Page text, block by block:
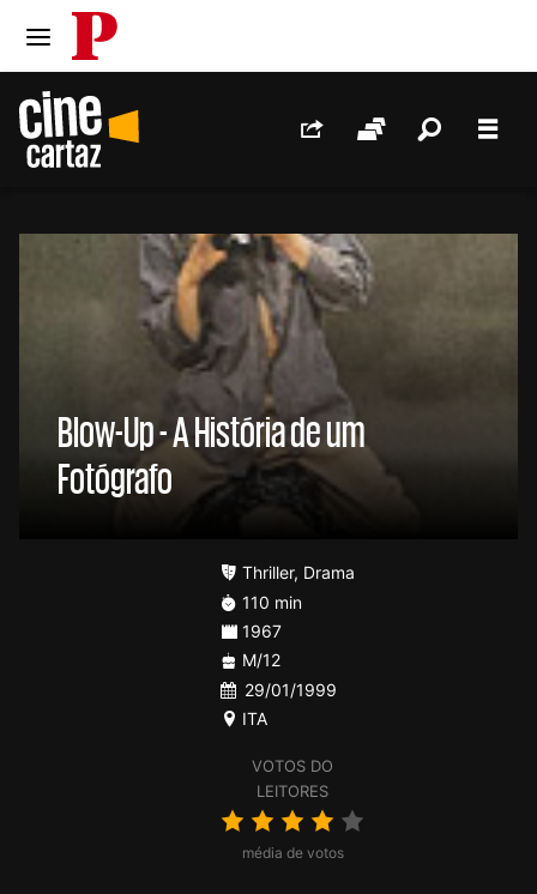
Ir para o conteúdo
Ir para navegação principal
Redes Sociais
Sessões
Blow-Up - A História de um
Fotógrafo
VOTOS DO
LEITORES
média de votos
Thriller, Drama
110 min
1967
M/12
29/01/1999
ITA